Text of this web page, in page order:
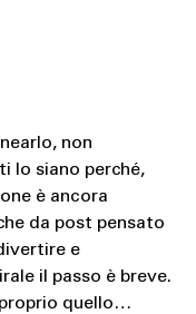
non
lo siano perché,
è ancora
da post pensato
e
il passo è breve.
quello…